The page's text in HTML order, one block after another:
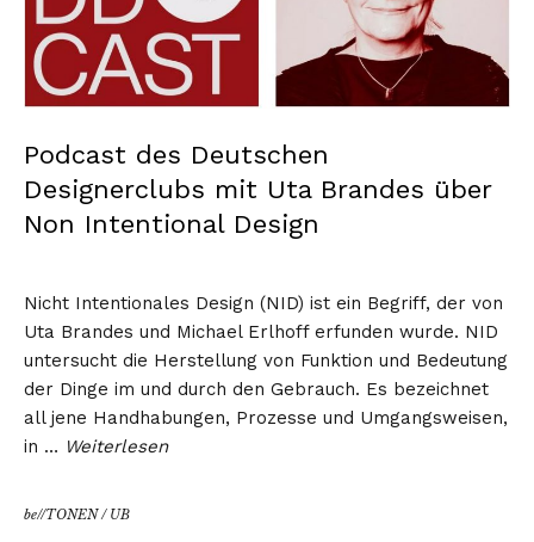
Podcast des Deutschen
Designerclubs mit Uta Brandes über
Non Intentional Design
Nicht Intentionales Design (NID) ist ein Begriff, der von
Uta Brandes und Michael Erlhoff erfunden wurde. NID
untersucht die Herstellung von Funktion und Bedeutung
der Dinge im und durch den Gebrauch. Es bezeichnet
all jene Handhabungen, Prozesse und Umgangsweisen,
in … Weiterlesen
be//TONEN/ UB